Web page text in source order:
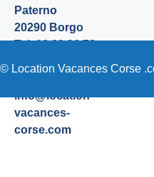
Paterno
20290 Borgo
Tel. 06 89 36 72
info@location-
vacances-
corse.com
© Location Vacances Corse